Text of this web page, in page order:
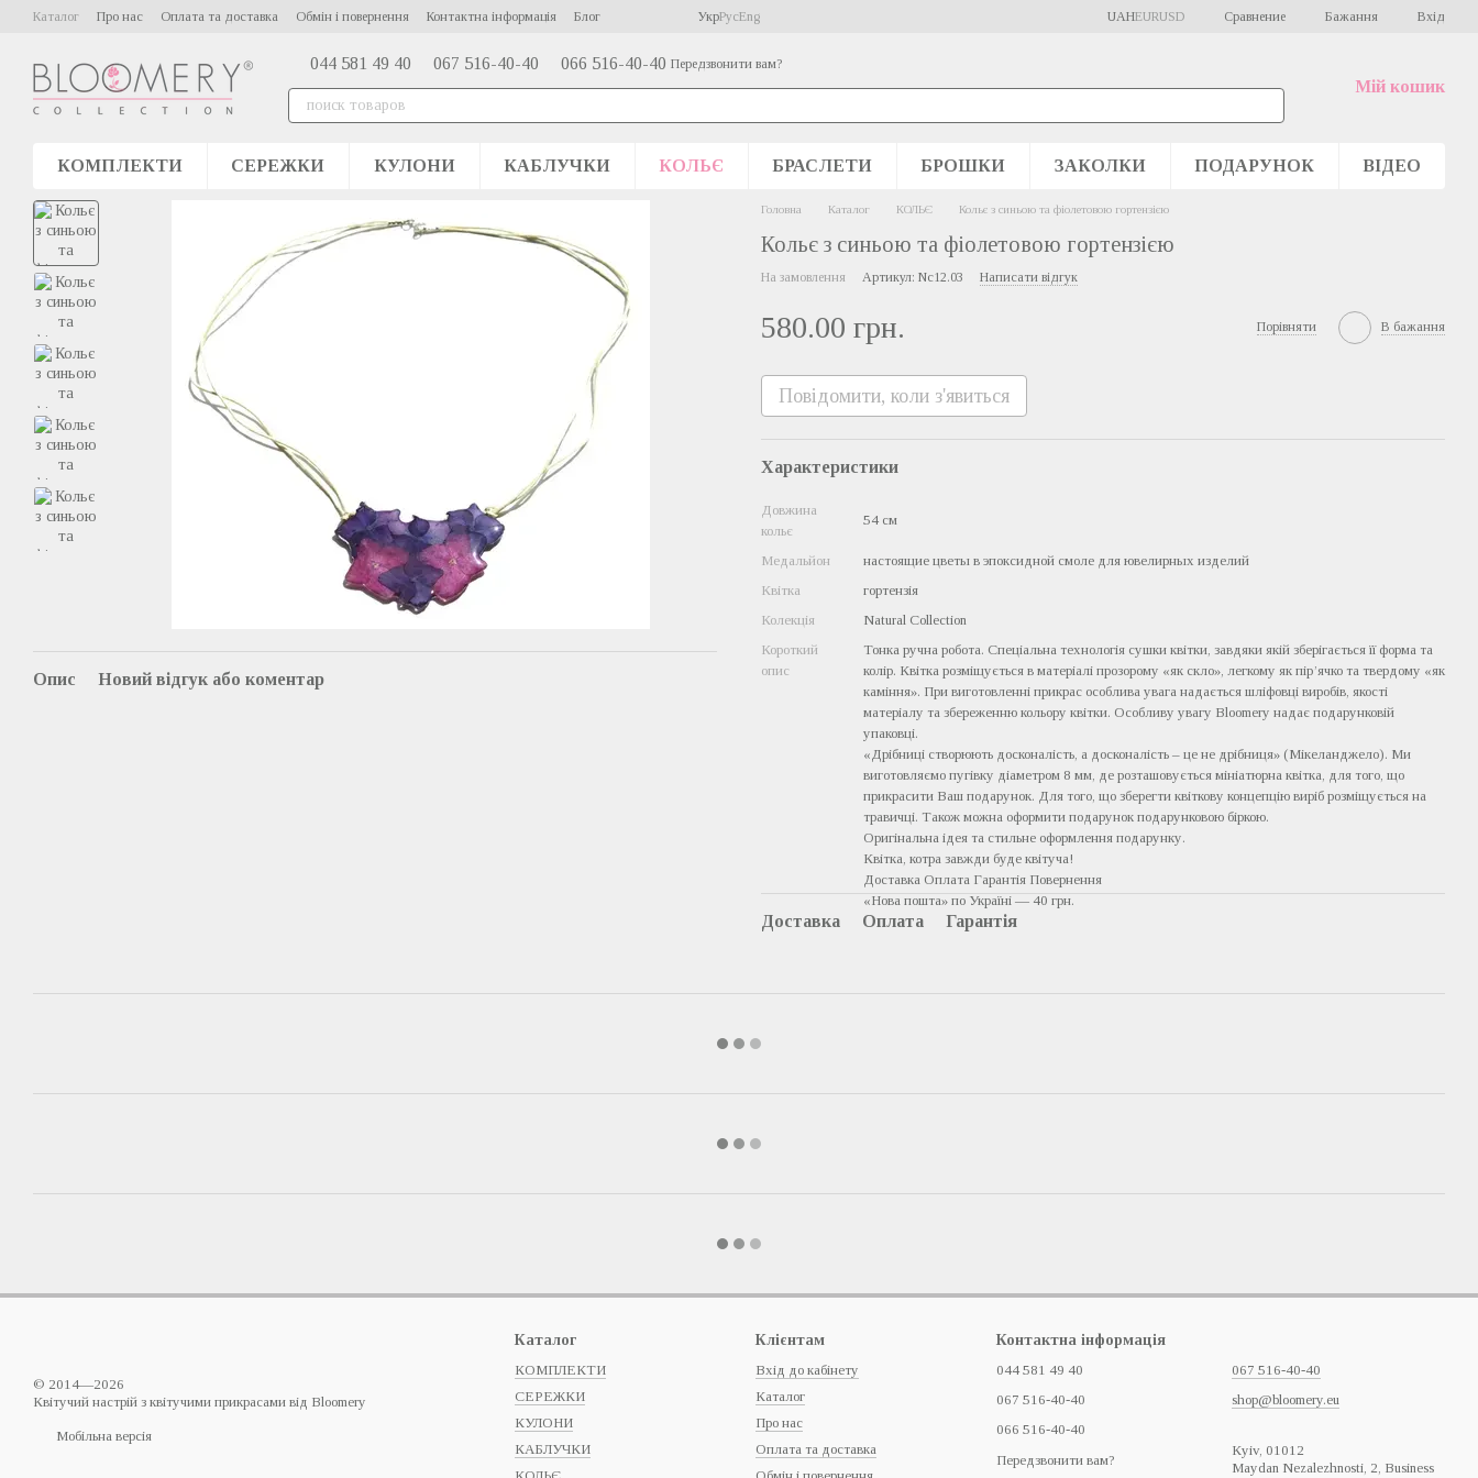
Перейти до основного контенту
Каталог Про нас Оплата та доставка Обмін і повернення Контактна інформація Блог УкрРусEng UAHEURUSD Сравнение Бажання Вхід
044 581 49 40 067 516-40-40 066 516-40-40 Передзвонити вам?
Мій кошик
КОМПЛЕКТИ СЕРЕЖКИ КУЛОНИ КАБЛУЧКИ КОЛЬЄ БРАСЛЕТИ БРОШКИ ЗАКОЛКИ ПОДАРУНОК ВІДЕО
Опис Новий відгук або коментар
Головна Каталог КОЛЬЄ Кольє з синьою та фіолетовою гортензією
Кольє з синьою та фіолетовою гортензією
На замовлення Артикул: Nc12.03 Написати відгук
580.00 грн. Порівняти В бажання
Повідомити, коли з'явиться
Характеристики
Довжина
кольє
54 см
Медальйон
настоящие цветы в эпоксидной смоле для ювелирных изделий
Квітка
гортензія
Колекція
Natural Collection
Короткий
опис
Тонка ручна робота. Спеціальна технологія сушки квітки, завдяки якій зберігається її форма та
колір. Квітка розміщується в матеріалі прозорому «як скло», легкому як пір’ячко та твердому «як
каміння». При виготовленні прикрас особлива увага надається шліфовці виробів, якості
матеріалу та збереженню кольору квітки. Особливу увагу Bloomery надає подарунковій
упаковці.
«Дрібниці створюють досконалість, а досконалість – це не дрібниця» (Мікеланджело). Ми
виготовляємо пугівку діаметром 8 мм, де розташовується мініатюрна квітка, для того, що
прикрасити Ваш подарунок. Для того, що зберегти квіткову концепцію виріб розміщується на
травичці. Також можна оформити подарунок подарунковою біркою.
Оригінальна ідея та стильне оформлення подарунку.
Квітка, котра завжди буде квітуча!
Доставка Оплата Гарантія Повернення
«Нова пошта» по Україні — 40 грн.
Доставка Оплата Гарантія
© 2014—2026
Квітучий настрій з квітучими прикрасами від Bloomery
Мобільна версія
Каталог
КОМПЛЕКТИ
СЕРЕЖКИ
КУЛОНИ
КАБЛУЧКИ
Клієнтам
Вхід до кабінету
Каталог
Про нас
Оплата та доставка
Контактна інформація
044 581 49 40
067 516-40-40
066 516-40-40
Передзвонити вам?
067 516-40-40
shop@bloomery.eu
Кyiv, 01012
Maydan Nezalezhnosti, 2, Business